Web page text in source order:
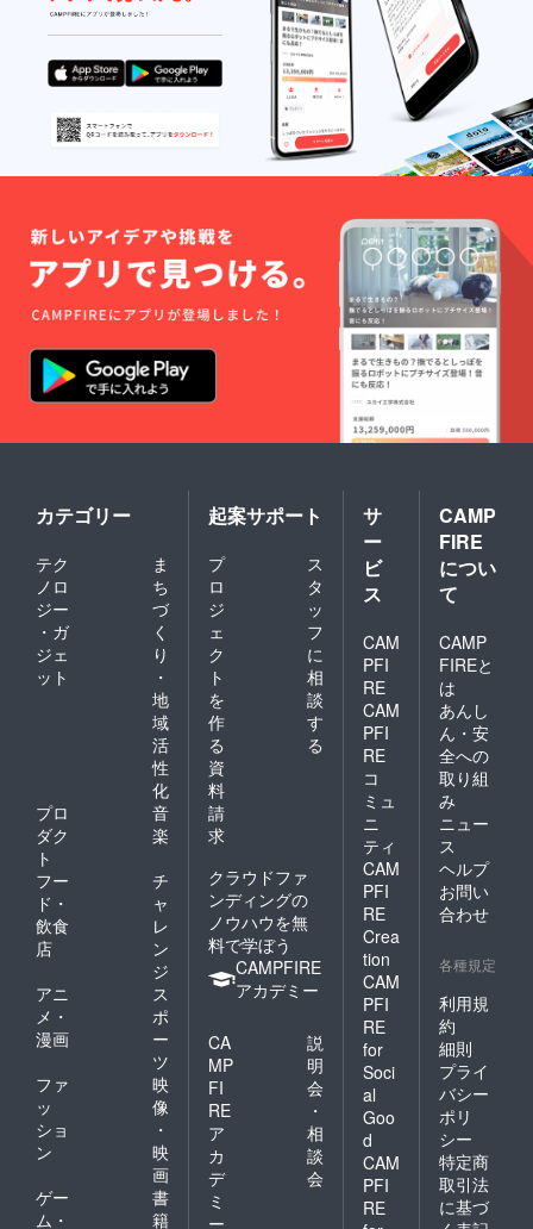
カテゴリー
テク
ノロ
ジー
・ガ
ジェ
ット
ま
ち
づ
く
り
・
地
域
活
性
化
プロ
ダク
ト
音
楽
フー
ド・
飲食
店
チ
ャ
レ
ン
ジ
アニ
メ・
漫画
ス
ポ
ー
ツ
ファ
ッ
ショ
ン
映
像
・
映
画
ゲー
ム・
書
籍
起案サポート
プ
ロ
ジ
ェ
ク
ト
を
作
る
ス
タ
ッ
フ
に
相
談
す
る
資
料
請
求
クラウドファ
ンディングの
ノウハウを無
料で学ぼう
CAMPFIRE
アカデミー
CA
MP
FI
RE
ア
カ
デ
ミ
ー
説
明
会
・
相
談
会
サ
ー
ビ
ス
CAM
PFI
RE
CAM
PFI
RE
コ
ミュ
ニ
ティ
CAM
PFI
RE
Crea
tion
CAM
PFI
RE
for
Soci
al
Goo
d
CAM
PFI
RE
CAMP
FIRE
につい
て
CAMP
FIREと
は
あんし
ん・安
全への
取り組
み
ニュー
ス
ヘルプ
お問い
合わせ
各種規定
利用規
約
細則
プライ
バシー
ポリ
シー
特定商
取引法
に基づ